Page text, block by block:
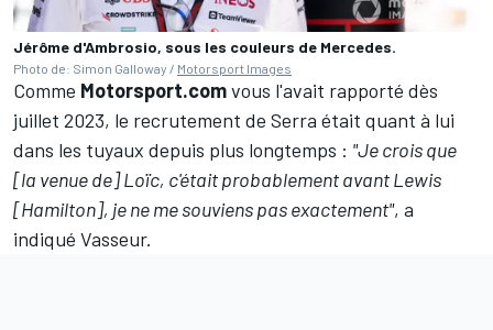
Jérôme d'Ambrosio, sous les couleurs de Mercedes.
Photo de: Simon Galloway / Motorsport Images
Comme Motorsport.comvous l'avait rapporté dès
juillet 2023, le recrutement de Serra était quant à lui
dans les tuyaux depuis plus longtemps : "Je crois que
[la venue de] Loïc, c'était probablement avant Lewis
[Hamilton], je ne me souviens pas exactement", a
indiqué Vasseur.